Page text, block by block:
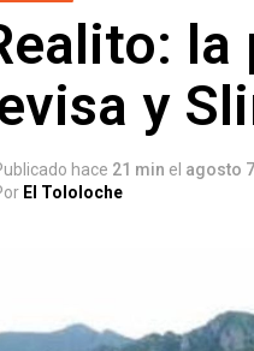
y
hace 21 min el agosto
El Tololoche